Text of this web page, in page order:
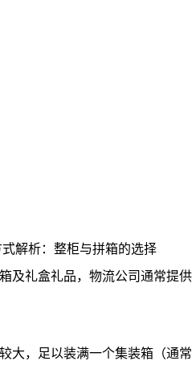
解析：整柜与拼箱的选择
及礼盒礼品，物流公司通常提
大，足以装满一个集装箱（通